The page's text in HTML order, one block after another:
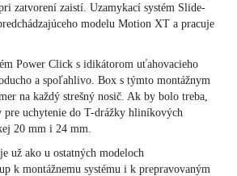
zatvorení zaistí. Uzamykací systém Slide-
modelu Motion XT a pracuje
Power Click s idikátorom uťahovacieho
a spoľahlivo. Box s týmto montážnym
na každý strešný nosič. Ak by bolo treba,
pre uchytenie do T-drážky hliníkových
20 mm i 24 mm.
už ako u ostatných modeloch
k montážnemu systému i k prepravovaným